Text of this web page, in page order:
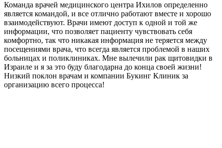
Команда врачей медицинского центра Ихилов определенно
является командой, и все отлично работают вместе и хорошо
взаимодействуют. Врачи имеют доступ к одной и той же
информации, что позволяет пациенту чувствовать себя
комфортно, так что никакая информация не теряется между
посещениями врача, что всегда является проблемой в наших
больницах и поликлиниках. Мне вылечили рак щитовидки в
Израиле и я за это буду благодарна до конца своей жизни!
Низкий поклон врачам и компании Букинг Клиник за
организацию всего процесса!